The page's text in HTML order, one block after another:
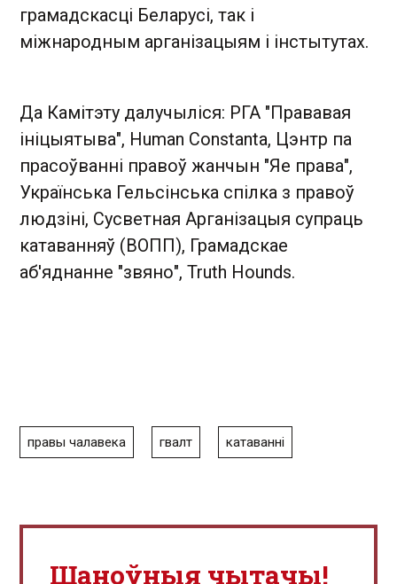
грамадскасці Беларусі, так і
міжнародным арганізацыям і інстытутах.
Да Камітэту далучыліся: РГА "Прававая
ініцыятыва", Human Constanta, Цэнтр па
прасоўванні правоў жанчын "Яе права",
Українська Гельсінська спілка з правоў
людзіні, Сусветная Арганізацыя супраць
катаванняў (ВОПП), Грамадскае
аб'яднанне "звяно", Truth Hounds .
правы чалавека гвалт катаванні
Шаноўныя чытачы!